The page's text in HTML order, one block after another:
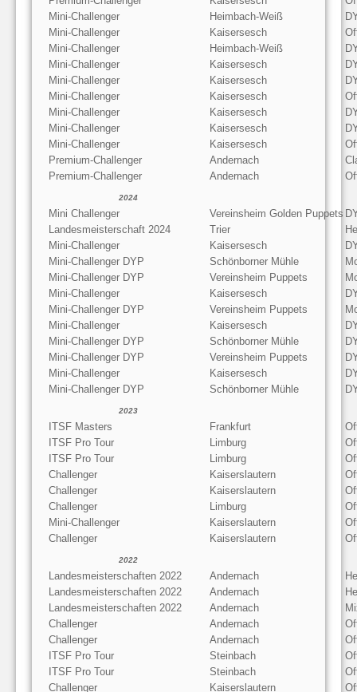
Mini-Challenger
Heimbach-Weiß
Mini-Challenger
Kaisersesch
Mini-Challenger
Heimbach-Weiß
Mini-Challenger
Kaisersesch
Mini-Challenger
Kaisersesch
Mini-Challenger
Kaisersesch
Mini-Challenger
Kaisersesch
Mini-Challenger
Kaisersesch
Mini-Challenger
Kaisersesch
Premium-Challenger
Andernach
Premium-Challenger
Andernach
2024
Mini Challenger Vereinsheim Golden Puppets
Landesmeisterschaft 2024
Trier
Mini-Challenger
Kaisersesch
Mini-Challenger DYP
Schönborner Mühle
Mini-Challenger DYP
Vereinsheim Puppets
Mini-Challenger
Kaisersesch
Mini-Challenger DYP
Vereinsheim Puppets
Mini-Challenger
Kaisersesch
Mini-Challenger DYP
Schönborner Mühle
Mini-Challenger DYP
Vereinsheim Puppets
Mini-Challenger
Kaisersesch
Mini-Challenger DYP
Schönborner Mühle
2023
ITSF Masters Frankfurt
ITSF Pro Tour
Limburg
ITSF Pro Tour
Limburg
Challenger
Kaiserslautern
Challenger
Kaiserslautern
Challenger
Limburg
Mini-Challenger
Kaiserslautern
Challenger
Kaiserslautern
2022
Landesmeisterschaften 2022 Andernach
Landesmeisterschaften 2022
Andernach
Landesmeisterschaften 2022
Andernach
Challenger
Andernach
Challenger
Andernach
ITSF Pro Tour
Steinbach
ITSF Pro Tour
Steinbach
Challenger
Kaiserslautern